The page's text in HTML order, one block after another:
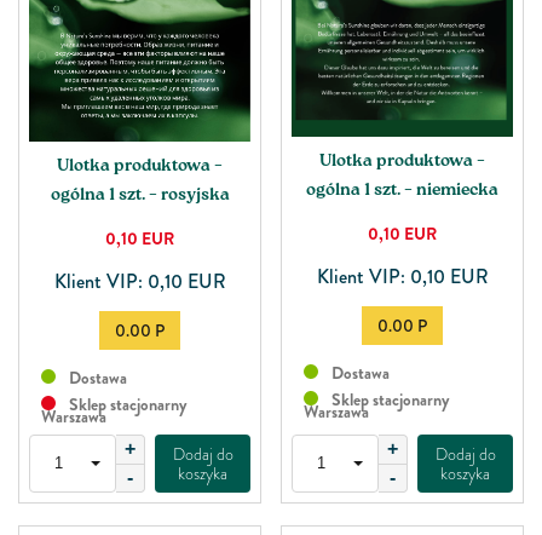
Ulotka produktowa –
ogólna 1 szt. – rosyjska
0,10 EUR
Klient VIP: 0,10 EUR
0.00 P
Dostawa
Sklep stacjonarny
Warszawa
+
-
Dodaj do
koszyka
Ulotka produktowa –
ogólna 1 szt. – niemiecka
0,10 EUR
Klient VIP: 0,10 EUR
0.00 P
Dostawa
Sklep stacjonarny
Warszawa
+
-
Dodaj do
koszyka